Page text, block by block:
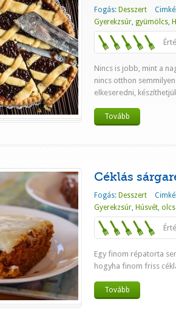
Fogás: Desszert
Gyerekzsúr, gyümölcs,
Nincs is jobb, mint a
nincs otthon
elkeseredni,
Tovább
Céklás
Fogás: Desszert
Gyerekzsúr, Húsvét,
Egy finom répatorta
hogyha finom friss
Tovább